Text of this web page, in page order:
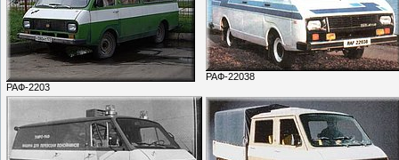
РАФ-2203
РАФ-22038